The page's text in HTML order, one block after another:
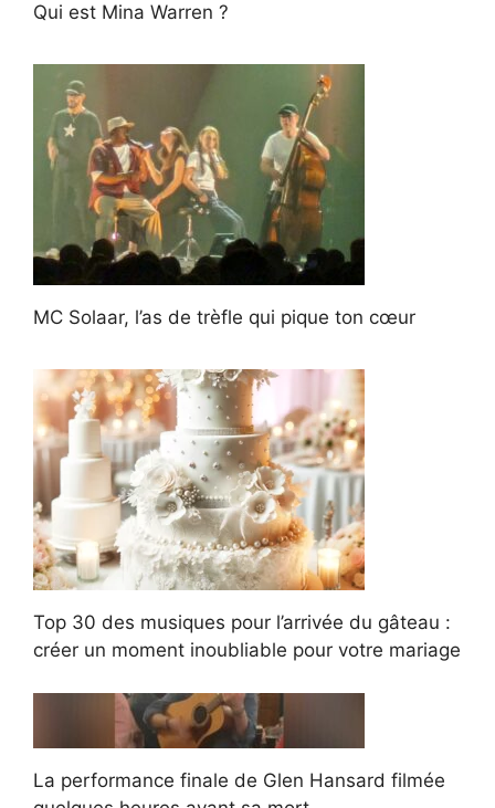
Qui est Mina Warren ?
MC Solaar, l’as de trèfle qui pique ton cœur
Top 30 des musiques pour l’arrivée du gâteau :
créer un moment inoubliable pour votre mariage
La performance finale de Glen Hansard filmée